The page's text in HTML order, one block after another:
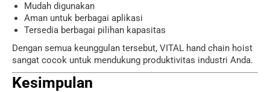
Mudah digunakan
Aman untuk berbagai aplikasi
Tersedia berbagai pilihan kapasitas
Dengan semua keunggulan tersebut, VITAL hand chain hoist
sangat cocok untuk mendukung produktivitas industri Anda.
Kesimpulan